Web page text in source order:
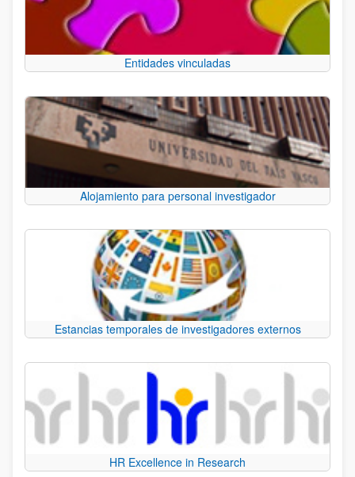
Entidades vinculadas
Alojamiento para personal investigador
Estancias temporales de investigadores externos
HR Excellence in Research